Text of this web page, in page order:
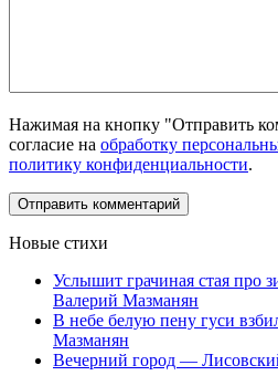
Нажимая на кнопку "Отправить
согласие на обработку
политику конфиденциальности.
Новые стихи
Услышит грачиная стая про
Валерий Мазманян
В небе белую пену гуси
Мазманян
Вечерний город —